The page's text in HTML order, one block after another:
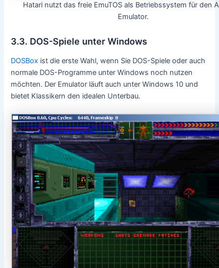
Hatari nutzt das freie EmuTOS als Betriebssystem für den
Emulator.
3.3. DOS-Spiele unter Windows
DOSBox ist die erste Wahl, wenn Sie DOS-Spiele oder auch
normale DOS-Programme unter Windows noch nutzen
möchten. Der Emulator läuft auch unter Windows 10 und
bietet Klassikern den idealen Unterbau.